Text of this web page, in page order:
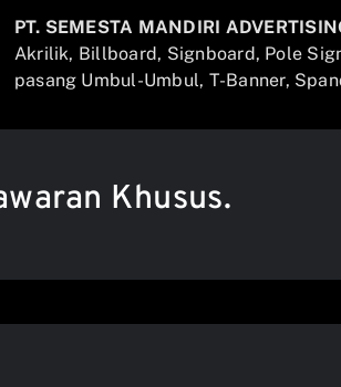
PT. SEMESTA MANDIRI
Akrilik, Billboard, Signboard, Pole
pasang Umbul-Umbul, T-Banner,
Khusus.